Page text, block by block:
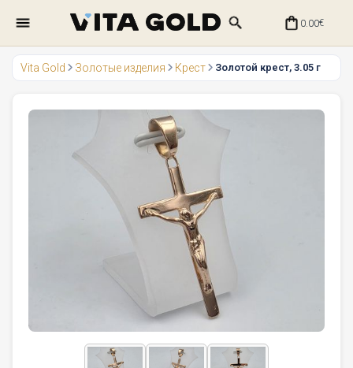
0.00€
Vita Gold Золотые изделия Крест Золотой крест, 3.05 г